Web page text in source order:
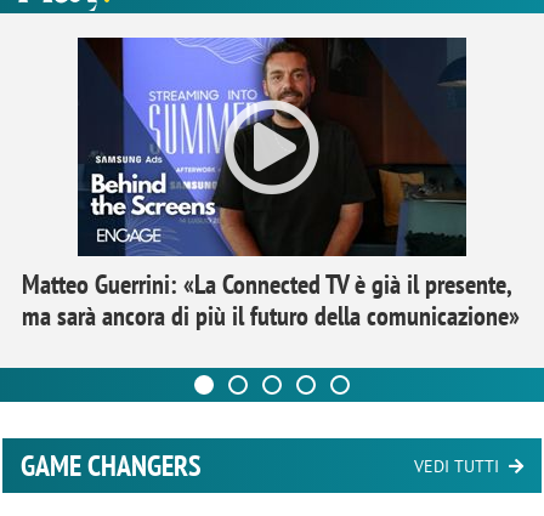
Matteo Guerrini: «La Connected TV è già il presente,
ma sarà ancora di più il futuro della comunicazione»
GAME CHANGERS VEDI TUTTI